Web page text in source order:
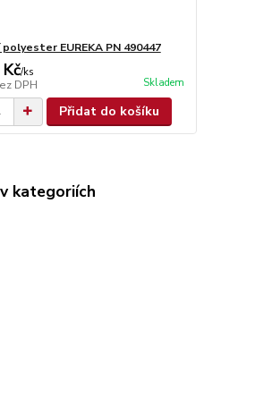
EUREKA PN 490447
/ks
DPH Skladem
Přidat do košíku
kategoriích